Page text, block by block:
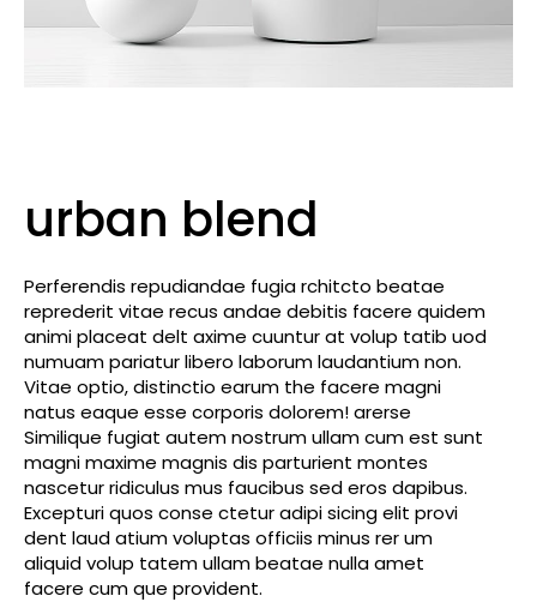
urban blend
Perferendis repudiandae fugia rchitcto beatae
reprederit vitae recus andae debitis facere quidem
animi placeat delt axime cuuntur at volup tatib uod
numuam pariatur libero laborum laudantium non.
Vitae optio, distinctio earum the facere magni
natus eaque esse corporis dolorem! arerse
Similique fugiat autem nostrum ullam cum est sunt
magni maxime magnis dis parturient montes
nascetur ridiculus mus faucibus sed eros dapibus.
Excepturi quos conse ctetur adipi sicing elit provi
dent laud atium voluptas officiis minus rer um
aliquid volup tatem ullam beatae nulla amet
facere cum que provident.